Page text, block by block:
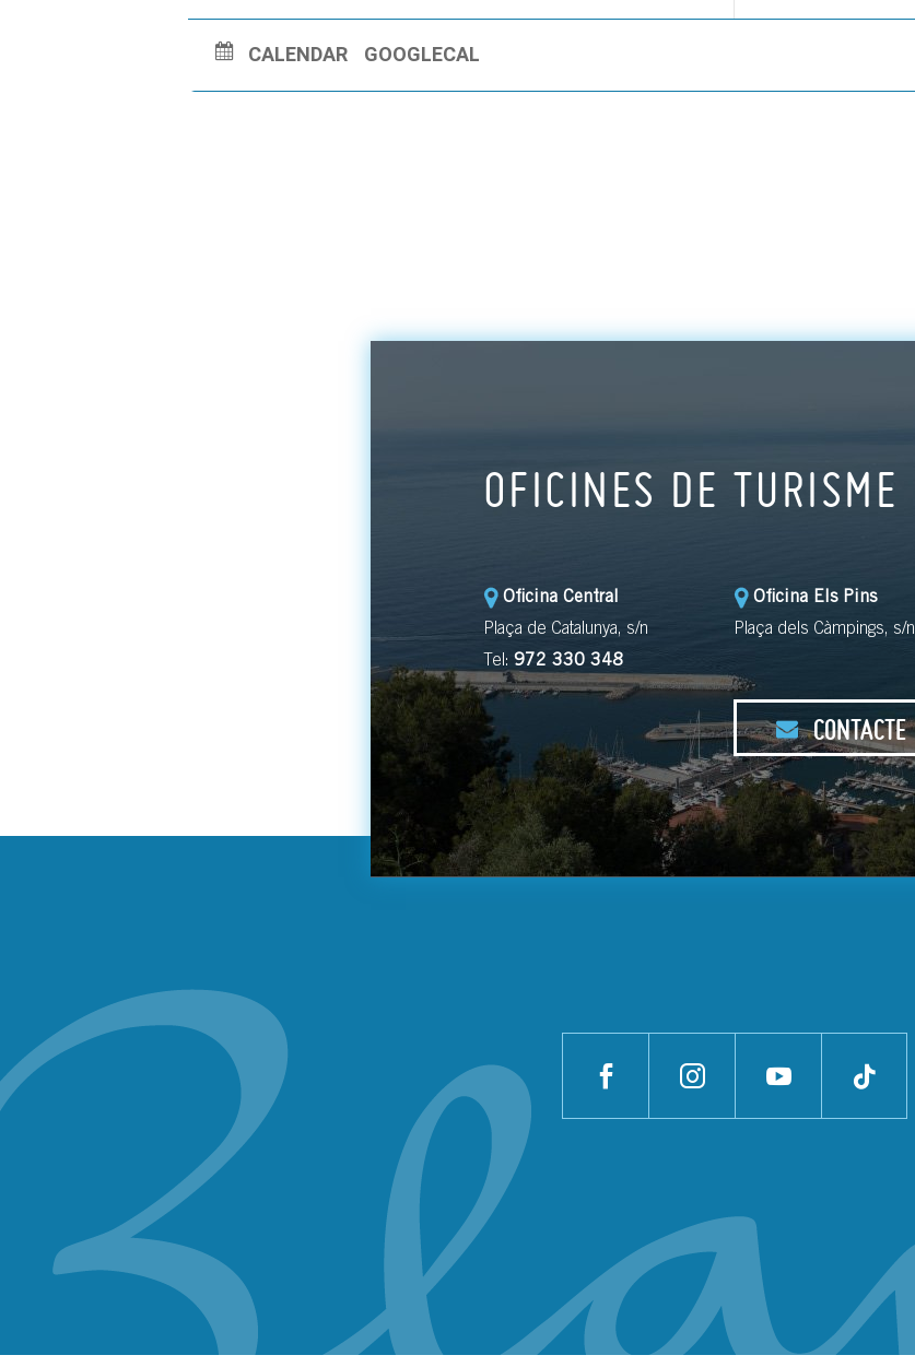
CALENDAR GOOGLECAL
OFICINES DE TURISME
Oficina Central
Plaça de Catalunya, s/n
Tel: 972 330 348
Oficina Els Pins
Plaça dels Càmpings, s/n
CONTACTE